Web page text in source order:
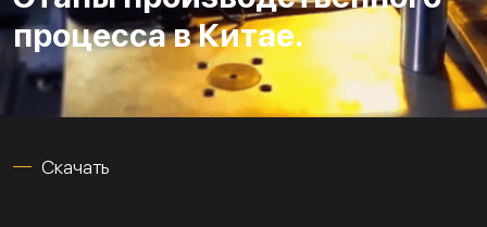
процесса в Китае.
Скачать